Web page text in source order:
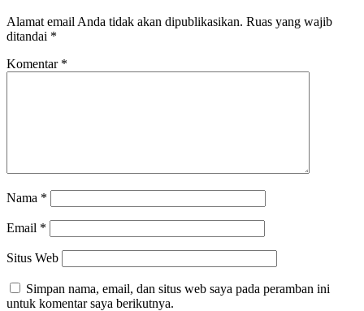
Alamat email Anda tidak akan dipublikasikan. Ruas yang wajib
ditandai *
Komentar *
Nama *
Email *
Situs Web
Simpan nama, email, dan situs web saya pada peramban ini
untuk komentar saya berikutnya.